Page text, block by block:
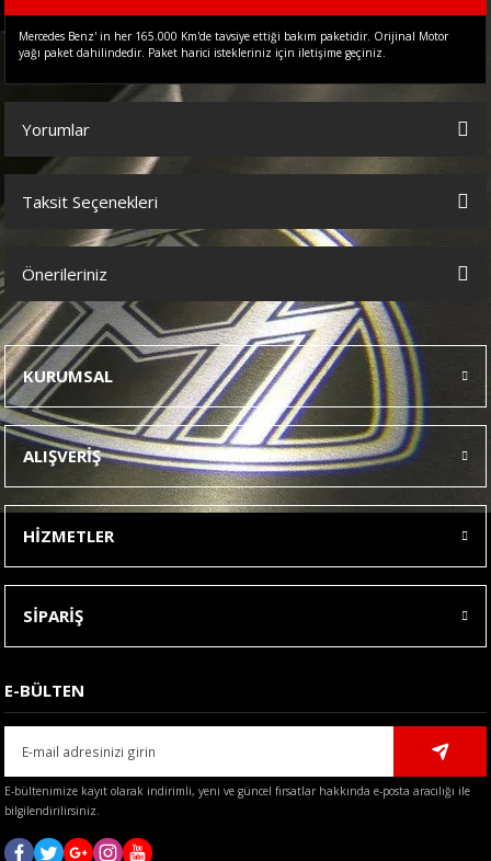
Mercedes Benz' in her 165.000 Km'de tavsiye ettiği bakım paketidir. Orijinal Motor
yağı paket dahilindedir. Paket harici istekleriniz için iletişime geçiniz.
Yorumlar
Bu ürüne ilk yorumu siz yapın!
Taksit Seçenekleri
Önerileriniz
Bu ürünün fiyat bilgisi, resim, ürün açıklamalarında ve diğer
konularda yetersiz gördüğünüz noktaları öneri formunu kullanarak
tarafımıza iletebilirsiniz.
Görüş ve önerileriniz için teşekkür ederiz.
Ürün resmi kalitesiz, bozuk veya görüntülenemiyor.
Ürün açıklamasında eksik bilgiler bulunuyor.
Ürün bilgilerinde hatalar bulunuyor.
Ürün fiyatı diğer sitelerden daha pahalı.
Bu ürüne benzer farklı alternatifler olmalı.
Gönder
KURUMSAL
ALIŞVERİŞ
HİZMETLER
SİPARİŞ
E-BÜLTEN
E-bültenimize kayıt olarak indirimli, yeni ve güncel fırsatlar hakkında e-posta aracılığı ile
bilgilendirilirsiniz.